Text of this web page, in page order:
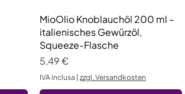
Vista rapida
MioOlio Knoblauchöl 200 ml –
italienisches Gewürzöl,
Squeeze-Flasche
Prezzo
5,49 €
IVA inclusa |zzgl. Versandkosten